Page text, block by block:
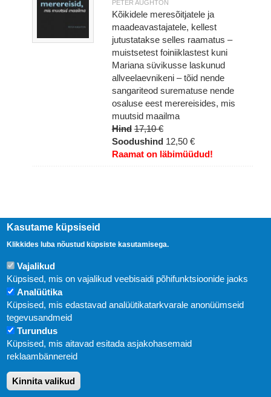
PETER AUGHTON
Kõikidele meresõitjatele ja
maadeavastajatele, kellest
jutustatakse selles raamatus –
muistsetest foiniiklastest kuni
Mariana süvikusse laskunud
allveelaevnikeni – tõid nende
sangariteod surematuse nende
osaluse eest merereisides, mis
muutsid maailma
Hind 17,10 €
Soodushind 12,50 €
Raamat on läbimüüdud!
Uudised
KIRJASTUS PEGASUS OÜ © 2020
Paldiski mnt. 29 (A korpus VI korrus), Tallinn
Kasutame küpsiseid
Klikkides luba nõustud küpsiste kasutamisega.
Vajalikud
Küpsised, mis on vajalikud veebisaidi põhifunktsioonide jaoks
Analüütika
Küpsised, mis edastavad analüütikatarkvarale anonüümseid
tegevusandmeid
Turundus
Küpsised, mis aitavad esitada asjakohasemaid
reklaambännereid
Kinnita valikud